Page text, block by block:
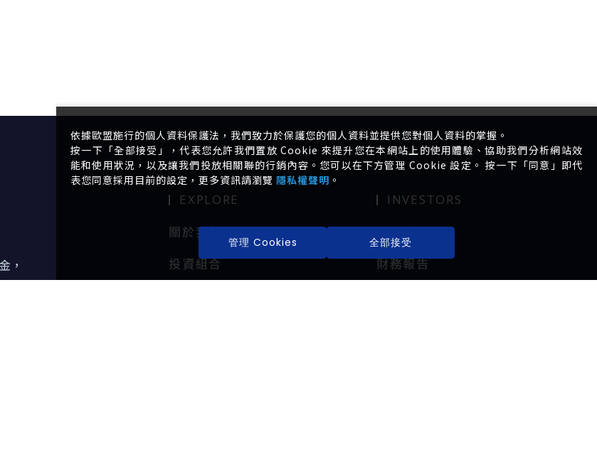
，
獨
EXPLORE
關於我們
投資組合
INVESTORS
公司治理
財務報告
依據歐盟施行的個人資料保護法，我們致力於保護您的個人資料並提供您對個人資料的掌握。
按一下「全部接受」，代表您允許我們置放 Cookie 來提升您在本網站上的使用體驗、協助我們分析網站效
能和使用狀況，以及讓我們投放相關聯的行銷內容。您可以在下方管理 Cookie 設定。 按一下「同意」即代
表您同意採用目前的設定，更多資訊請瀏覽 隱私權聲明 。
管理 Cookies 全部接受